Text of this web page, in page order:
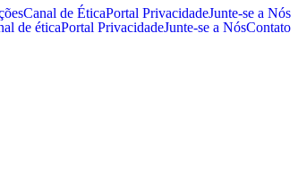
Canal de ÉticaPortal PrivacidadeJunte-se a Nós
de éticaPortal PrivacidadeJunte-se a NósContato